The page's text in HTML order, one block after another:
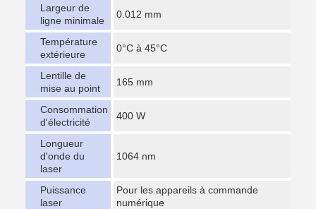
Largeur de
ligne minimale
0.012 mm
Température
extérieure
0°C à 45°C
Lentille de
mise au point
165 mm
Consommation
d'électricité
400 W
Longueur
d'onde du
laser
1064 nm
Puissance
laser
Pour les appareils à commande
numérique